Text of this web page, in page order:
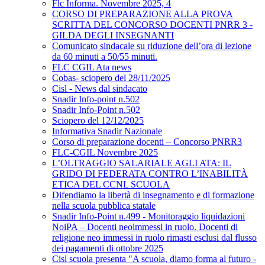
Flc Informa. Novembre 2025, 4
CORSO DI PREPARAZIONE ALLA PROVA
SCRITTA DEL CONCORSO DOCENTI PNRR 3 -
GILDA DEGLI INSEGNANTI
Comunicato sindacale su riduzione dell’ora di lezione
da 60 minuti a 50/55 minuti.
FLC CGIL Ata news
Cobas- sciopero del 28/11/2025
Cisl - News dal sindacato
Snadir Info-point n.502
Snadir Info-Point n.502
Sciopero del 12/12/2025
Informativa Snadir Nazionale
Corso di preparazione docenti – Concorso PNRR3
FLC-CGIL Novembre 2025
L’OLTRAGGIO SALARIALE AGLI ATA: IL
GRIDO DI FEDERATA CONTRO L’INABILITÀ
ETICA DEL CCNL SCUOLA
Difendiamo la libertà di insegnamento e di formazione
nella scuola pubblica statale
Snadir Info-Point n.499 - Monitoraggio liquidazioni
NoiPA – Docenti neoimmessi in ruolo. Docenti di
religione neo immessi in ruolo rimasti esclusi dal flusso
dei pagamenti di ottobre 2025
Cisl scuola presenta "A scuola, diamo forma al futuro -